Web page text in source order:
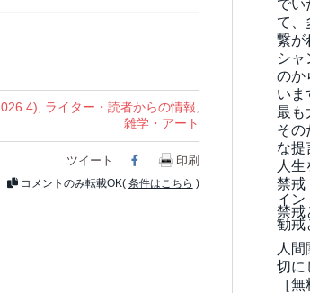
ライター・読者からの情報
雑学・アート
ツイート Facebook
印刷
コメントのみ転載OK( 条件はこちら )
でい
て、
繋が
シャ
のか
いま
最も
その
な提
人
禁戒
イン
禁戒
勧戒
人
切に
［